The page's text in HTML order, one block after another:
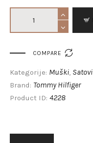
COMPARE 
Kategorije: Muški, Satovi
Brand: Tommy Hilfiger
Product ID: 4228